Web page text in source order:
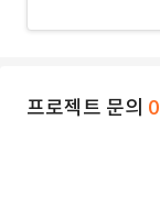
프로젝트 문의 0